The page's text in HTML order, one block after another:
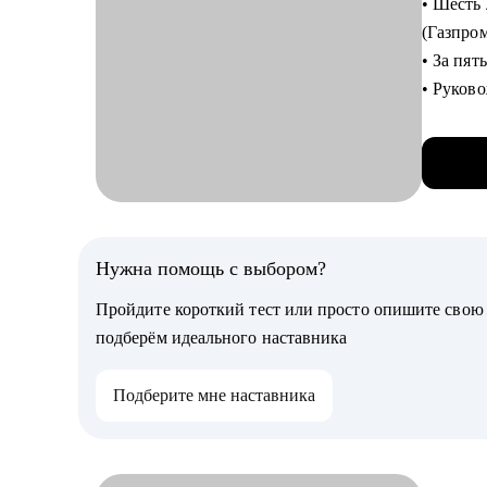
•
•
• Шесть
• За
•
• За
•
•
Нужна помощь с выбором?
Пройдите короткий тест или просто опишите
подберём идеального наставника
Подберите мне наставника